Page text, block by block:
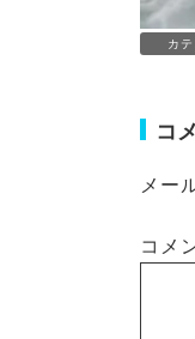
カ
コ
メー
コメ